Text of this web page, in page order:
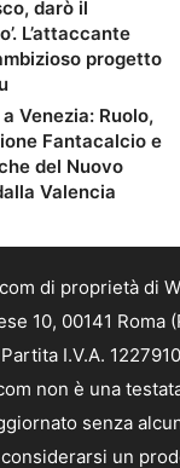
darò il
L’attaccante
progetto
Venezia: Ruolo,
Fantacalcio e
del Nuovo
Valencia
di proprietà di
10, 00141 Roma
I.V.A.
non è una
senza
un